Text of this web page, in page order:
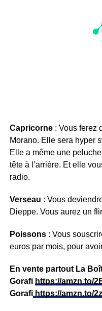
Capricorne: Vous ferez
Morano. Elle sera hyper
Elle a même une
tête à l’arrière. Et elle
radio.
Verseau : Vous
Dieppe. Vous aurez un
Poissons: Vous
euros par mois, pour
En vente partout La
Gorafi https://amzn.to/
Gorafihttps://amzn.to/